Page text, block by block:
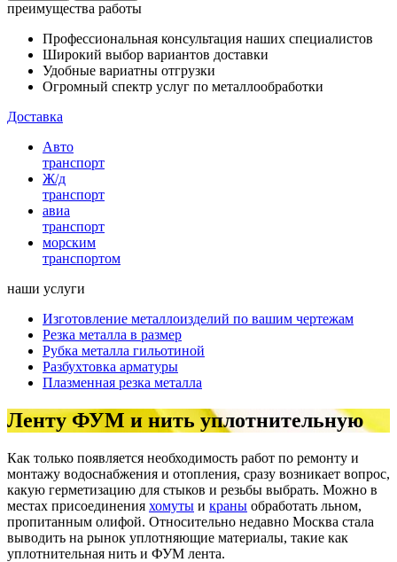
преимущества работы
Профессиональная консультация наших специалистов
Широкий выбор вариантов доставки
Удобные вариатны отгрузки
Огромный спектр услуг по металлообработки
Доставка
Авто
транспорт
Ж/д
транспорт
авиа
транспорт
морским
транспортом
наши услуги
Изготовление металлоизделий по вашим чертежам
Резка металла в размер
Рубка металла гильотиной
Разбухтовка арматуры
Плазменная резка металла
Ленту ФУМ и нить уплотнительную
Как только появляется необходимость работ по ремонту и
монтажу водоснабжения и отопления, сразу возникает вопрос,
какую герметизацию для стыков и резьбы выбрать. Можно в
местах присоединения хомуты и краны обработать льном,
пропитанным олифой. Относительно недавно Москва стала
выводить на рынок уплотняющие материалы, такие как
уплотнительная нить и ФУМ лента.